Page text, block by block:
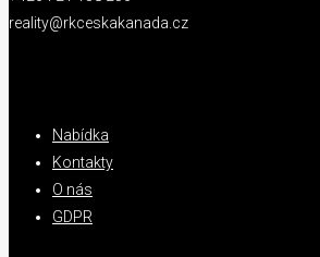
reality@rkceskakanada.cz
Nabídka
Kontakty
O nás
GDPR